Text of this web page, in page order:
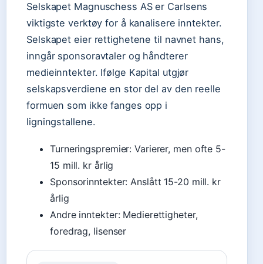
Selskapet Magnuschess AS er Carlsens
viktigste verktøy for å kanalisere inntekter.
Selskapet eier rettighetene til navnet hans,
inngår sponsoravtaler og håndterer
medieinntekter. Ifølge Kapital utgjør
selskapsverdiene en stor del av den reelle
formuen som ikke fanges opp i
ligningstallene.
Turneringspremier: Varierer, men ofte 5-
15 mill. kr årlig
Sponsorinntekter: Anslått 15-20 mill. kr
årlig
Andre inntekter: Medierettigheter,
foredrag, lisenser